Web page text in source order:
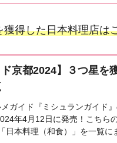
獲得した日本料理店は
京都2024】３つ星を
ガイド『ミシュランガイド
年4月12日に発売！こちら
日本料理（和食）」を一覧に